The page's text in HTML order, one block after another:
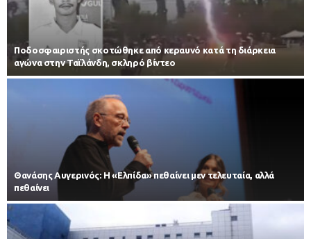
Ποδοσφαιριστής σκοτώθηκε από κεραυνό κατά τη διάρκεια
αγώνα στην Ταϊλάνδη, σκληρό βίντεο
Θανάσης Αυγερινός: Η «Ελπίδα» πεθαίνει μεν τελευταία, αλλά
πεθαίνει